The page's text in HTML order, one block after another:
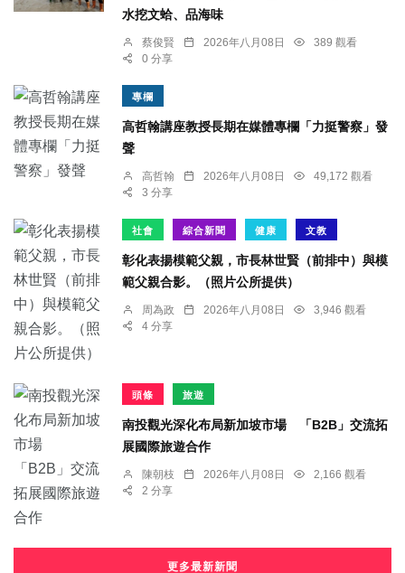
水挖文蛤、品海味
蔡俊賢 2026年八月08日
389 觀看
0 分享
專欄
高哲翰講座教授長期在媒體專欄「力挺警察」發
聲
高哲翰 2026年八月08日
49,172 觀看
3 分享
社會 綜合新聞 健康 文教
彰化表揚模範父親，市長林世賢（前排中）與模
範父親合影。（照片公所提供）
周為政 2026年八月08日
3,946 觀看
4 分享
頭條 旅遊
南投觀光深化布局新加坡市場 「B2B」交流拓
展國際旅遊合作
陳朝枝 2026年八月08日
2,166 觀看
2 分享
更多最新新聞